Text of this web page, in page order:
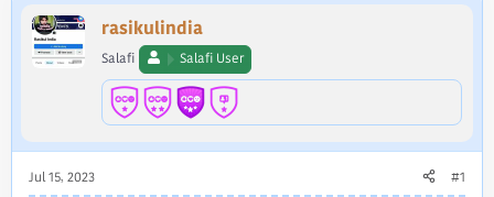
r
t
e
rasikulindia
Salafi Salafi User
Jul 15, 2023 #1